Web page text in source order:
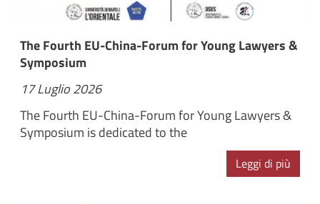
The Fourth EU-China-Forum for Young Lawyers &
Symposium
17 Luglio 2026
The Fourth EU-China-Forum for Young Lawyers &
Symposium is dedicated to the
Leggi di più